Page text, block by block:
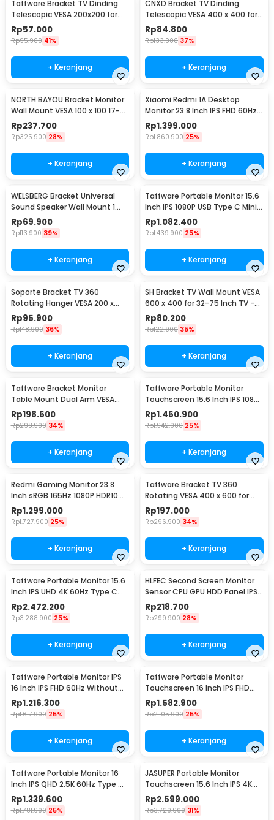
Taffware Bracket TV Dinding
Telescopic VESA 200x200 for
32-55 Inch TV - X-400
Rp57.000
Rp95.900 41%
+ Keranjang
CNXD Bracket TV Dinding
Telescopic VESA 400 x 400 for
26-55 Inch TV - CN814
Rp84.800
Rp133.900 37%
+ Keranjang
NORTH BAYOU Bracket Monitor
Wall Mount VESA 100 x 100 17-27
Inch TV - F120
Rp237.700
Rp325.900 28%
+ Keranjang
Xiaomi Redmi 1A Desktop
Monitor 23.8 Inch IPS FHD 60Hz
Ultra-thin HDMI - RMMNT238NF
Rp1.399.000
Rp1.860.900 25%
+ Keranjang
WELSBERG Bracket Universal
Sound Speaker Wall Mount 1
Pair - SW-03B
Rp69.900
Rp113.900 39%
+ Keranjang
Taffware Portable Monitor 15.6
Inch IPS 1080P USB Type C Mini
HDMI - LG156
Rp1.082.400
Rp1.439.900 25%
+ Keranjang
Soporte Bracket TV 360
Rotating Hanger VESA 200 x
200 14-42 Inch TV - JT-01
Rp95.900
Rp148.900 36%
+ Keranjang
SH Bracket TV Wall Mount VESA
600 x 400 for 32-75 Inch TV -
SH-65T
Rp80.200
Rp122.900 35%
+ Keranjang
Taffware Bracket Monitor
Table Mount Dual Arm VESA
100x100 13-27 Inch - KMT-2
Rp198.600
Rp298.900 34%
+ Keranjang
Taffware Portable Monitor
Touchscreen 15.6 Inch IPS 1080P
60Hz Type C - 1560MTS
Rp1.460.900
Rp1.942.900 25%
+ Keranjang
Redmi Gaming Monitor 23.8
Inch sRGB 165Hz 1080P HDR10
1ms - G24
Rp1.299.000
Rp1.727.900 25%
+ Keranjang
Taffware Bracket TV 360
Rotating VESA 400 x 600 for
32-65 Inch TV - DN06
Rp197.000
Rp296.900 34%
+ Keranjang
Taffware Portable Monitor 15.6
Inch IPS UHD 4K 60Hz Type C
Mini HDMI - SJD1505
Rp2.472.200
Rp3.288.900 25%
+ Keranjang
HLFEC Second Screen Monitor
Sensor CPU GPU HDD Panel IPS
3.5 Inch - HL-3
Rp218.700
Rp299.900 28%
+ Keranjang
Taffware Portable Monitor IPS
16 Inch IPS FHD 60Hz Without
Touchscreen - 1600XTS
Rp1.216.300
Rp1.617.900 25%
+ Keranjang
Taffware Portable Monitor
Touchscreen 16 Inch IPS FHD
60Hz Type C - 1600XTS
Rp1.582.900
Rp2.105.900 25%
+ Keranjang
Taffware Portable Monitor 16
Inch IPS QHD 2.5K 60Hz Type C
Mini HDMI - 1600XTS
Rp1.339.600
Rp1.781.900 25%
JASUPER Portable Monitor
Touchscreen 15.6 Inch IPS 4K
60Hz Type C - XW-660
Rp2.599.000
Rp3.729.900 31%